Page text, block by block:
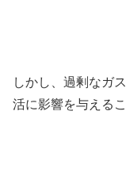
しかし、過剰なガ
活に影響を与える